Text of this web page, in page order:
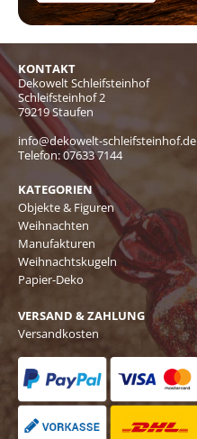
KONTAKT
Dekowelt Schleifsteinhof
Schleifsteinhof 2
79219 Staufen
info@dekowelt-schleifsteinhof.de
Telefon:07633 7144
KATEGORIEN
Objekte & Figuren
Weihnachten
Manufakturen
Weihnachtskugeln
Papier-Deko
VERSAND & ZAHLUNG
Versandkosten